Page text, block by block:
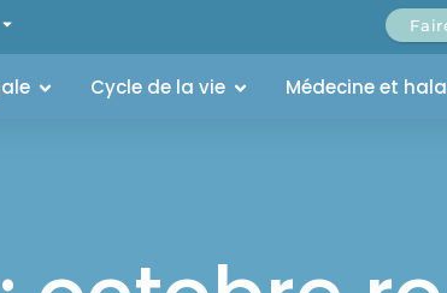
Cycle de la vie Médecine et